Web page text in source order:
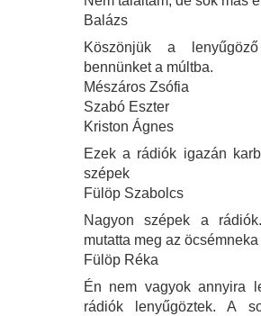
Balázs
Köszönjük a
bennünket a múltba.
Mészáros Zsófia
Szabó Eszter
Kriston Ágnes
Ezek a rádiók igazán
szépek
Fülöp Szabolcs
Nagyon szépek a
mutatta meg az
Fülöp Réka
Én nem vagyok annyira
rádiók lenyűgöztek. A